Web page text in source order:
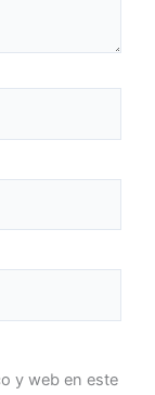
y web en este